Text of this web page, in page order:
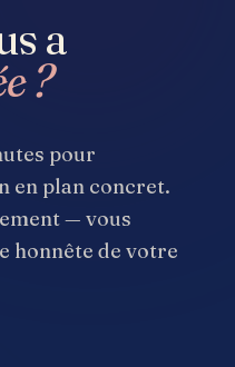
a
?
pour
en plan concret.
— vous
honnête de votre